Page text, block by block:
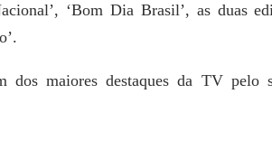
‘Bom Dia Brasil’, as duas
dos maiores destaques da TV pelo